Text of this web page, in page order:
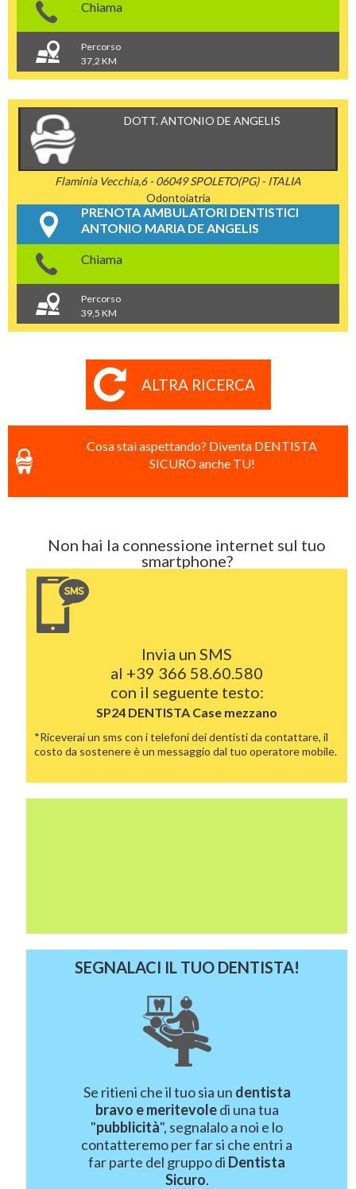
Chiama
Percorso
37,2 KM
DOTT. ANTONIO DE ANGELIS
Flaminia Vecchia,6 - 06049 SPOLETO(PG) - ITALIA
Odontoiatria
PRENOTA AMBULATORI DENTISTICI
ANTONIO MARIA DE ANGELIS
Chiama
Percorso
39,5 KM
ALTRA RICERCA
Cosa stai aspettando? Diventa DENTISTA
SICURO anche TU!
Non hai la connessione internet sul tuo
smartphone?
Invia un SMS
al +39 366 58.60.580
con il seguente testo:
SP24 DENTISTA Case mezzano
*Riceverai un sms con i telefoni dei dentisti da contattare, il
costo da sostenere è un messaggio dal tuo operatore mobile.
SEGNALACI IL TUO DENTISTA!
Se ritieni che il tuo sia un dentista
bravo e meritevoledi una tua
"pubblicità", segnalalo a noi e lo
contatteremo per far si che entri a
far parte del gruppo di Dentista
Sicuro.